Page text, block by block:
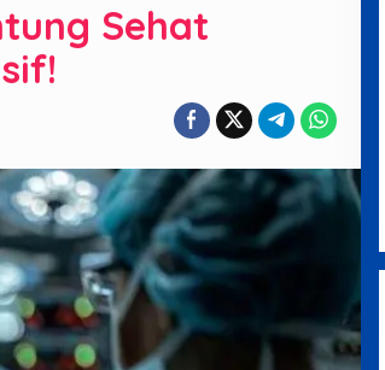
Sehat
Negeri Tebing Biru di Barat
Sydney